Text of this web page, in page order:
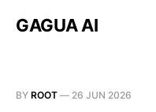
GAGUA AI
BY ROOT — 26 JUN 2026